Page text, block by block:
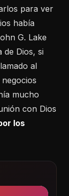
para ver
había
G. Lake
de Dios, si
al
mucho
con Dios
los